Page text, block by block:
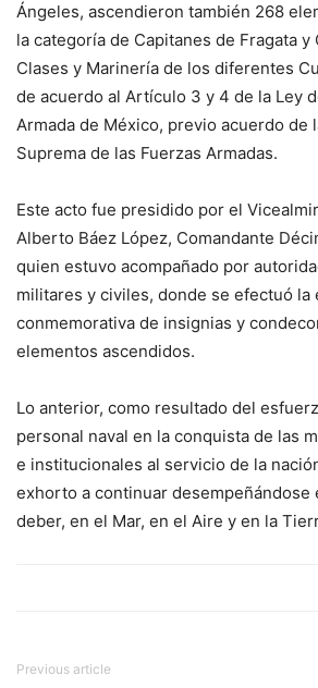
Ángeles, ascendieron también 268
la categoría de Capitanes de Fragata y
Clases y Marinería de los diferentes
de acuerdo al Artículo 3 y 4 de la Ley
Armada de México, previo acuerdo de
Suprema de las Fuerzas Armadas.
Este acto fue presidido por el
Alberto Báez López, Comandante
quien estuvo acompañado por
militares y civiles, donde se efectuó la
conmemorativa de insignias y
elementos ascendidos.
Lo anterior, como resultado del
personal naval en la conquista de las
e institucionales al servicio de la
exhorto a continuar desempeñándose
deber, en el Mar, en el Aire y en la
Previous article